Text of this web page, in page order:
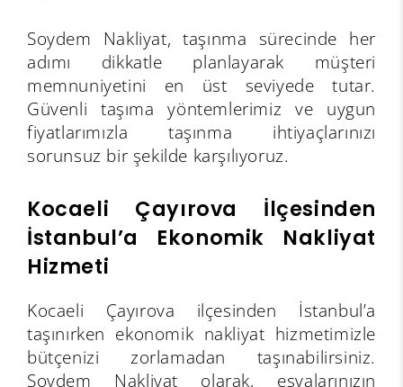
Soydem Nakliyat, taşınma sürecinde her
adımı dikkatle planlayarak müşteri
memnuniyetini en üst seviyede tutar.
Güvenli taşıma yöntemlerimiz ve uygun
fiyatlarımızla taşınma ihtiyaçlarınızı
sorunsuz bir şekilde karşılıyoruz.
Kocaeli Çayırova İlçesinden
İstanbul’a Ekonomik Nakliyat
Hizmeti
Kocaeli Çayırova ilçesinden İstanbul’a
taşınırken ekonomik nakliyat hizmetimizle
bütçenizi zorlamadan taşınabilirsiniz.
Soydem Nakliyat olarak, eşyalarınızın